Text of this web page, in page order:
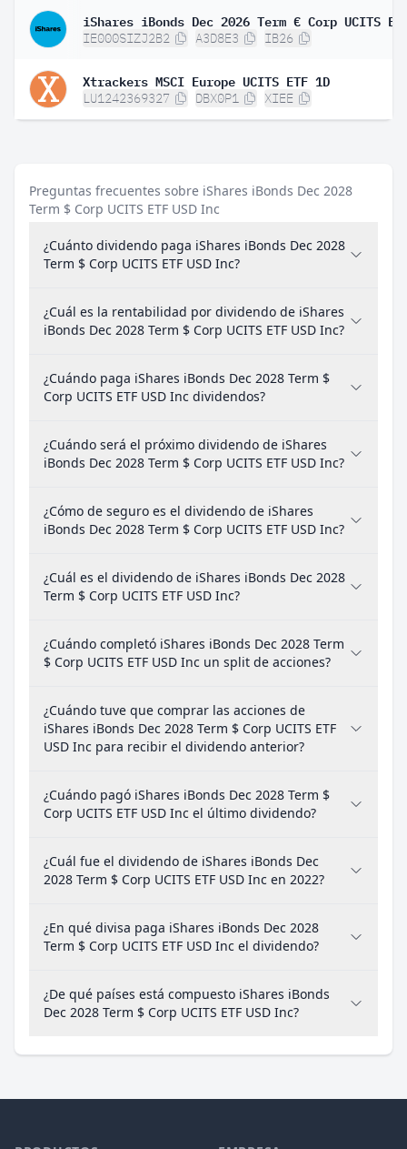
IE000SIZJ2B2 A3D8E3 IB26
Xtrackers MSCI Europe UCITS ETF 1D
LU1242369327 DBX0P1 XIEE
Preguntas frecuentes sobre iShares iBonds Dec 2028
Term $ Corp UCITS ETF USD Inc
¿Cuánto dividendo paga iShares iBonds Dec 2028
Term $ Corp UCITS ETF USD Inc?
¿Cuál es la rentabilidad por dividendo de iShares
iBonds Dec 2028 Term $ Corp UCITS ETF USD Inc?
¿Cuándo paga iShares iBonds Dec 2028 Term $
Corp UCITS ETF USD Inc dividendos?
¿Cuándo será el próximo dividendo de iShares
iBonds Dec 2028 Term $ Corp UCITS ETF USD Inc?
¿Cómo de seguro es el dividendo de iShares
iBonds Dec 2028 Term $ Corp UCITS ETF USD Inc?
¿Cuál es el dividendo de iShares iBonds Dec 2028
Term $ Corp UCITS ETF USD Inc?
¿Cuándo completó iShares iBonds Dec 2028 Term
$ Corp UCITS ETF USD Inc un split de acciones?
¿Cuándo tuve que comprar las acciones de
iShares iBonds Dec 2028 Term $ Corp UCITS ETF
USD Inc para recibir el dividendo anterior?
¿Cuándo pagó iShares iBonds Dec 2028 Term $
Corp UCITS ETF USD Inc el último dividendo?
¿Cuál fue el dividendo de iShares iBonds Dec
2028 Term $ Corp UCITS ETF USD Inc en 2022?
¿En qué divisa paga iShares iBonds Dec 2028
Term $ Corp UCITS ETF USD Inc el dividendo?
¿De qué países está compuesto iShares iBonds
Dec 2028 Term $ Corp UCITS ETF USD Inc?